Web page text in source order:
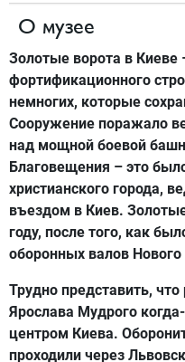
О музее
Золотые ворота в Киеве
фортификационного
немногих, которые
Сооружение поражало
над мощной боевой
Благовещения – это
христианского города,
въездом в Киев.
году, после того, как
оборонных валов Нового
Трудно представить,
Ярослава Мудрого
центром Киева.
проходили через